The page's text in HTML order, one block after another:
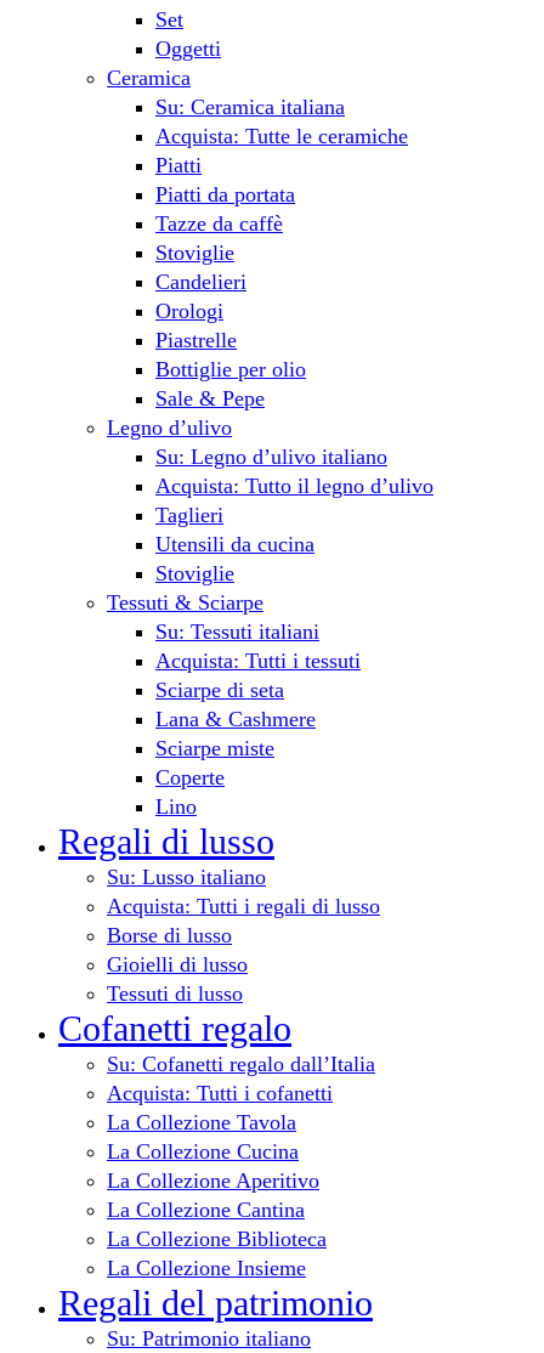
Set
Oggetti
Ceramica
Su: Ceramica italiana
Acquista: Tutte le ceramiche
Piatti
Piatti da portata
Tazze da caffè
Stoviglie
Candelieri
Orologi
Piastrelle
Bottiglie per olio
Sale & Pepe
Legno d’ulivo
Su: Legno d’ulivo italiano
Acquista: Tutto il legno d’ulivo
Taglieri
Utensili da cucina
Stoviglie
Tessuti & Sciarpe
Su: Tessuti italiani
Acquista: Tutti i tessuti
Sciarpe di seta
Lana & Cashmere
Sciarpe miste
Coperte
Lino
Regali di lusso
Su: Lusso italiano
Acquista: Tutti i regali di lusso
Borse di lusso
Gioielli di lusso
Tessuti di lusso
Cofanetti regalo
Su: Cofanetti regalo dall’Italia
Acquista: Tutti i cofanetti
La Collezione Tavola
La Collezione Cucina
La Collezione Aperitivo
La Collezione Cantina
La Collezione Biblioteca
La Collezione Insieme
Regali del patrimonio
Su: Patrimonio italiano